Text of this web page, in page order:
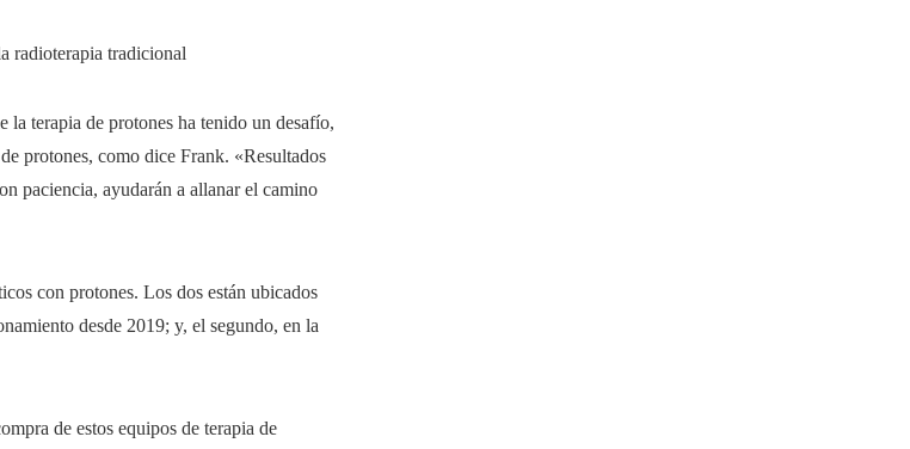
radioterapia tradicional
la terapia de protones ha tenido un desafío,
protones, como dice Frank. «Resultados
paciencia, ayudarán a allanar el camino
con protones. Los dos están ubicados
desde 2019; y, el segundo, en la
de estos equipos de terapia de